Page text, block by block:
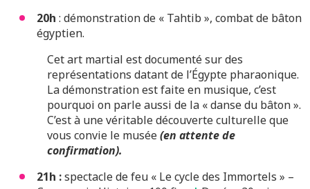
20h : démonstration de « Tahtib », combat de bâton
égyptien.
Cet art martial est documenté sur des
représentations datant de l’Égypte pharaonique.
La démonstration est faite en musique, c’est
pourquoi on parle aussi de la « danse du bâton ».
C’est à une véritable découverte culturelle que
vous convie le musée(en attente de
confirmation).
21h :spectacle de feu « Le cycle des Immortels » –